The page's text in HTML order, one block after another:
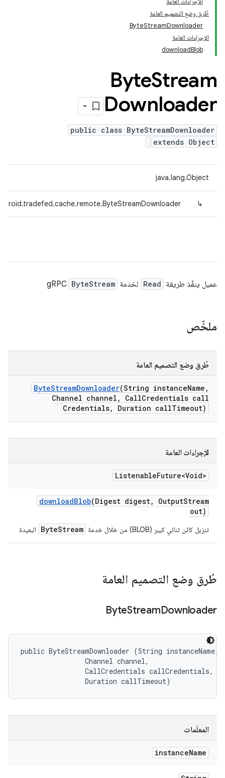
طُرق وضع التصميم العامة
ByteStreamDownloader
الإجراءات العامة
downloadBlob
ByteStream
Downloader
public class ByteStreamDownloader
extends Object
java.lang.Object
↳
عميل ينفّذ طريقة Read لخدمة ByteStream
ملخّص
طُرق وضع التصميم العامة
ByteStreamDownloader(String instanceName ,
Channel channel , CallCredentials call
Credentials, Duration callTimeout)
الإجراءات العامة
ListenableFuture<Void>
downloadBlob(Digest digest, OutputStream
out)
تنزيل كائن ثنائي كبير (BLOB) من خلال خدمة ByteStream البعيدة
طُرق وضع التصميم العامة
ByteStreamDownloader
public ByteStreamDownloader (String instanceName,
                Channel channel,
                CallCredentials callCredentials,
                Duration callTimeout)
المعلَمات
instanceName